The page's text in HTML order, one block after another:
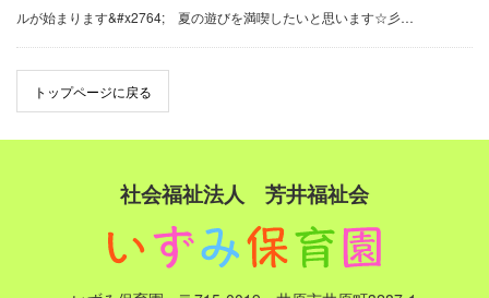
ルが始まります&#x2764; 夏の遊びを満喫したいと思います☆彡…
トップページに戻る
社会福祉法人 芳井福祉会